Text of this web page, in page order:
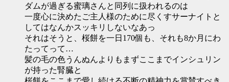
ダムが過ぎる蜜璃さんと同列に扱われるのは
一度心に決めたご主人様のために尽くすサーナイトと
してはなんかスッキリしないなあっ
それはそうと、桜餅を一日170個も、それも8か月にわ
たってって…
髪の毛の色うんぬんよりもまずここまでインシュリン
が持った腎臓と